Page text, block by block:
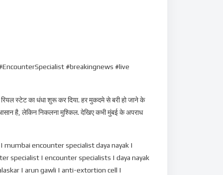
#breakingnews #live
स्टेट का धंधा शुरू कर दिया. हर मुकदमे से बरी हो जाने के
आसान है, लेकिन निकलना मुश्किल. देखिए कभी मुंबई के अपराध
encounter specialist daya nayak |
specialist | encounter specialists | daya nayak
| arun gawli | anti-extortion cell |